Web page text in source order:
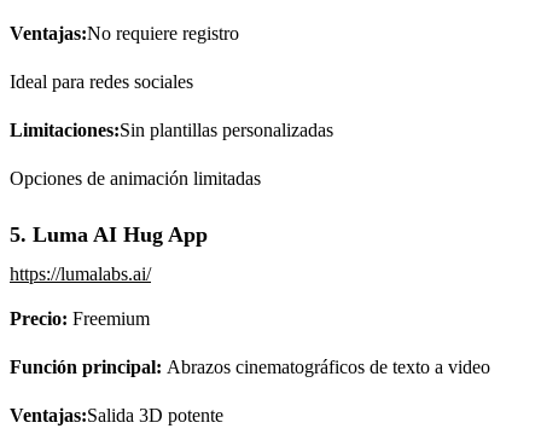
Ventajas:No requiere registro
Ideal para redes sociales
Limitaciones:Sin plantillas personalizadas
Opciones de animación limitadas
5. Luma AI Hug App
https://lumalabs.ai/
Precio: Freemium
Función principal: Abrazos cinematográficos de texto a video
Ventajas:Salida 3D potente